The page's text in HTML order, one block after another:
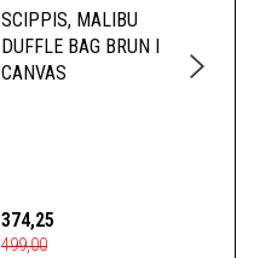
SCIPPIS, MALIBU
DUFFLE BAG BRUN I
CANVAS
374,25
499,00